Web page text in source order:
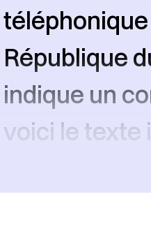
République
indique un
voici le texte